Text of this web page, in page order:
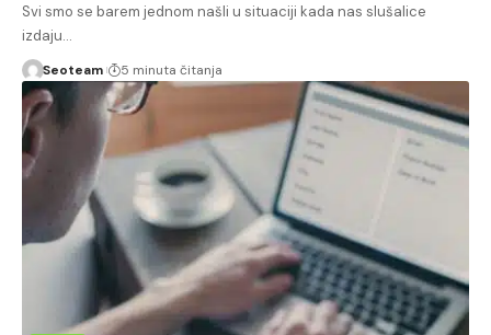
Svi smo se barem jednom našli u situaciji kada nas slušalice
izdaju…
Seoteam 5 minuta čitanja